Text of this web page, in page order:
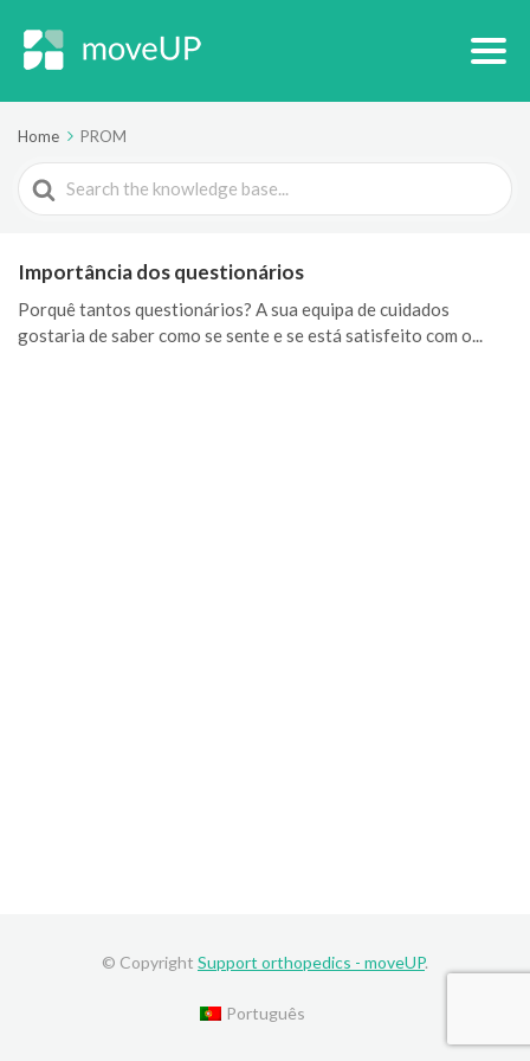
Home PROM
Search
For
Importância dos questionários
Porquê tantos questionários? A sua equipa de cuidados
gostaria de saber como se sente e se está satisfeito com o...
© Copyright Support orthopedics - moveUP.
Português